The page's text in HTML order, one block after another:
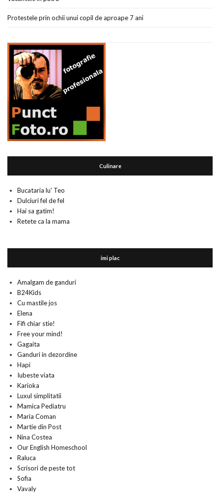
Protestele prin ochii unui copil de aproape 7 ani
Culinare
Bucataria lu' Teo
Dulciuri fel de fel
Hai sa gatim!
Retete ca la mama
imi plac
Amalgam de ganduri
B24Kids
Cu mastile jos
Elena
Fifi chiar stie!
Free your mind!
Gagaita
Ganduri in dezordine
Hapi
Iubeste viata
Karioka
Luxul simplitatii
Mamica Pediatru
Maria Coman
Martie din Post
Nina Costea
Our English Homeschool
Raluca
Scrisori de peste tot
Sofia
Vavaly